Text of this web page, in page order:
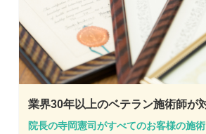
業界30年以上のベテラン施術師が
院長の寺岡憲司がすべてのお客様の施